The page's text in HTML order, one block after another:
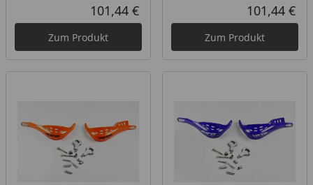
Aktueller Preis
101,44 €
Zum Produkt
101,44 €
Zum Produkt